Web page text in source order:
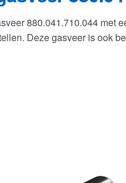
880.041.710.044 met
Deze gasveer is ook